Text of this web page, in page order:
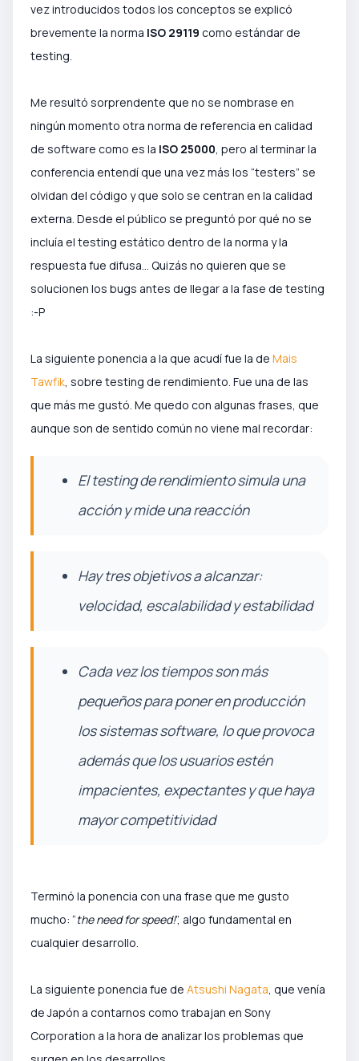
vez introducidos todos los conceptos se explicó
brevemente la norma ISO 29119 como estándar de
testing.
Me resultó sorprendente que no se nombrase en
ningún momento otra norma de referencia en calidad
de software como es la ISO 25000 , pero al terminar la
conferencia entendí que una vez más los “testers” se
olvidan del código y que solo se centran en la calidad
externa. Desde el público se preguntó por qué no se
incluía el testing estático dentro de la norma y la
respuesta fue difusa... Quizás no quieren que se
solucionen los bugs antes de llegar a la fase de testing
:-P
La siguiente ponencia a la que acudí fue la de Mais
Tawfik , sobre testing de rendimiento. Fue una de las
que más me gustó. Me quedo con algunas frases, que
aunque son de sentido común no viene mal recordar:
El testing de rendimiento simula una
acción y mide una reacción
Hay tres objetivos a alcanzar:
velocidad, escalabilidad y estabilidad
Cada vez los tiempos son más
pequeños para poner en producción
los sistemas software, lo que provoca
además que los usuarios estén
impacientes, expectantes y que haya
mayor competitividad
Terminó la ponencia con una frase que me gusto
mucho: “the need for speed!”, algo fundamental en
cualquier desarrollo.
La siguiente ponencia fue de Atsushi Nagata , que venía
de Japón a contarnos como trabajan en Sony
Corporation a la hora de analizar los problemas que